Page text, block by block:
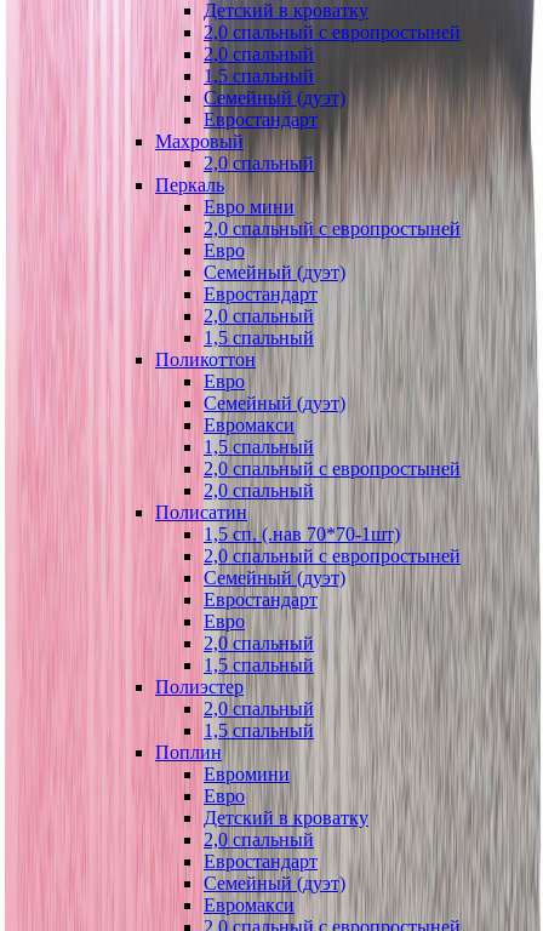
Детский в кроватку
2,0 спальный с европростыней
2,0 спальный
1,5 спальный
Семейный (дуэт)
Евростандарт
Махровый
2,0 спальный
Перкаль
Евро мини
2,0 спальный с европростыней
Евро
Семейный (дуэт)
Евростандарт
2,0 спальный
1,5 спальный
Поликоттон
Евро
Семейный (дуэт)
Евромакси
1,5 спальный
2,0 спальный с европростыней
2,0 спальный
Полисатин
1,5 сп. (.нав 70*70-1шт)
2,0 спальный с европростыней
Семейный (дуэт)
Евростандарт
Евро
2,0 спальный
1,5 спальный
Полиэстер
2,0 спальный
1,5 спальный
Поплин
Евромини
Евро
Детский в кроватку
2,0 спальный
Евростандарт
Семейный (дуэт)
Евромакси